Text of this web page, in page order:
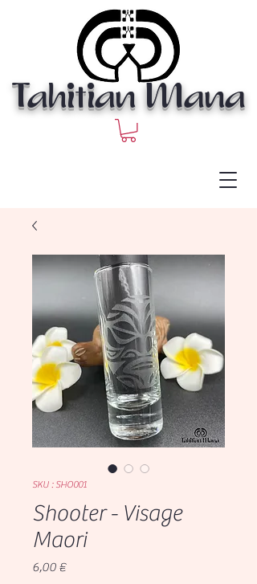
Tahitian Mana
SKU : SHO001
Shooter - Visage
Maori
6,00 €Prix